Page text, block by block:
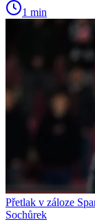
1 min
Přetlak v záloze
Sochůrek